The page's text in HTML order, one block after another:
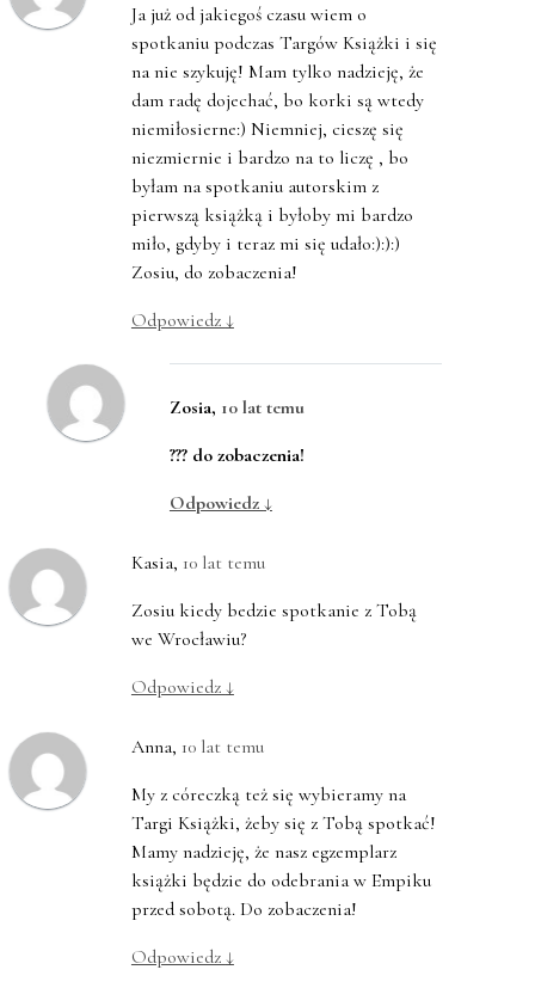
Ja już od jakiegoś czasu wiem o
spotkaniu podczas Targów Książki i się
na nie szykuję! Mam tylko nadzieję, że
dam radę dojechać, bo korki są wtedy
niemiłosierne:) Niemniej, cieszę się
niezmiernie i bardzo na to liczę , bo
byłam na spotkaniu autorskim z
pierwszą książką i byłoby mi bardzo
miło, gdyby i teraz mi się udało:):):)
Zosiu, do zobaczenia!
Odpowiedz ↓
Zosia, 10 lat temu
??? do zobaczenia!
Odpowiedz ↓
Kasia, 10 lat temu
Zosiu kiedy bedzie spotkanie z Tobą
we Wrocławiu?
Odpowiedz ↓
Anna, 10 lat temu
My z córeczką też się wybieramy na
Targi Książki, żeby się z Tobą spotkać!
Mamy nadzieję, że nasz egzemplarz
książki będzie do odebrania w Empiku
przed sobotą. Do zobaczenia!
Odpowiedz ↓